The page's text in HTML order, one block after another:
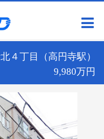
４丁目（高円寺駅）
9,980万円